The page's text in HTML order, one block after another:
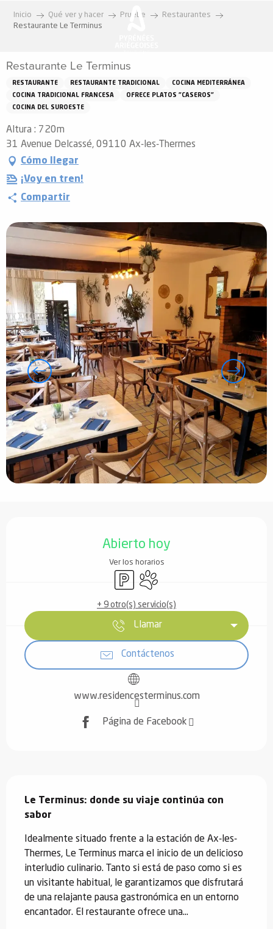
Inicio Qué ver y hacer Pruebe
Restaurantes
Restaurante Le Terminus
Restaurante Le Terminus
RESTAURANTE RESTAURANTE TRADICIONAL
COCINA MEDITERRÁNEA
COCINA TRADICIONAL FRANCESA
OFRECE PLATOS "CASEROS"
COCINA DEL SUROESTE
Altura : 720m
31 Avenue Delcassé, 09110 Ax-les-Thermes
Cómo llegar
¡Voy en tren!
Compartir
Abierto hoy
Ver los horarios
AparcamientoSe aceptan animales
+ 9 otro(s) servicio(s)
Llamar
Contáctenos
www.residencesterminus.com
Página de Facebook
Le Terminus: donde su viaje continúa con
sabor
Idealmente situado frente a la estación de Ax-les-
Thermes, Le Terminus marca el inicio de un delicioso
interludio culinario. Tanto si está de paso como si es
un visitante habitual, le garantizamos que disfrutará
de una relajante pausa gastronómica en un entorno
encantador. El restaurante ofrece una...